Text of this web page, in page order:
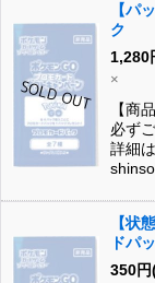
【パ
ク
1,280
×
【商
必ず
詳細
【状
ドパ
350円